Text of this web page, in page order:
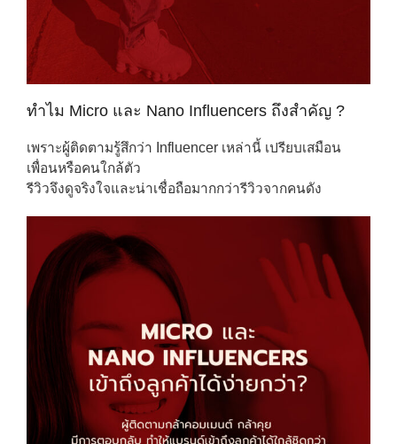
ทำไม Micro และ Nano Influencers ถึงสำคัญ ?
เพราะผู้ติดตามรู้สึกว่า Influencer เหล่านี้ เปรียบเสมือน
เพื่อนหรือคนใกล้ตัว
รีวิวจึงดูจริงใจและน่าเชื่อถือมากกว่ารีวิวจากคนดัง